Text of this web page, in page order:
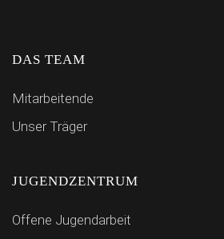
DAS TEAM
Mitarbeitende
Unser Träger
JUGENDZENTRUM
Offene Jugendarbeit